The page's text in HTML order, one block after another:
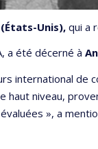
Unis), qui a
a été décerné à
international de
niveau,
», a